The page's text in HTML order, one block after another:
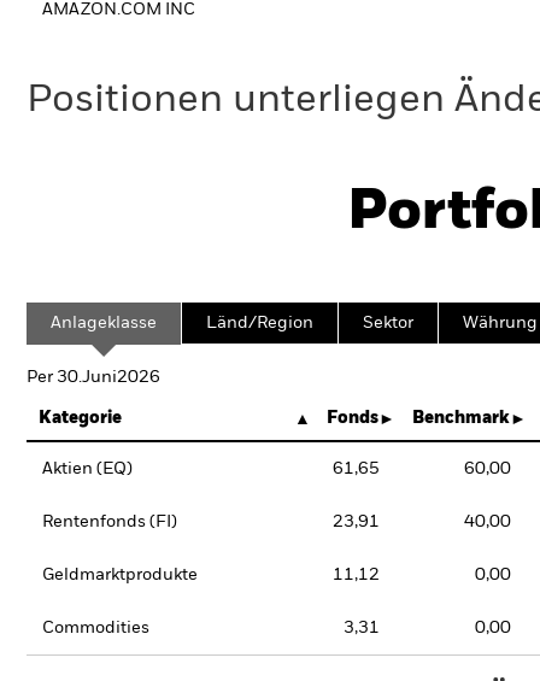
AMAZON.COM INC
Positionen unterliegen
Anlageklasse Länd/Region Sektor Währung
Per 30.Juni2026
Kategorie Fonds Benchmark
Aktien (EQ) 61,65 60,00
Rentenfonds (FI) 23,91 40,00
Geldmarktprodukte 11,12 0,00
Commodities 3,31 0,00